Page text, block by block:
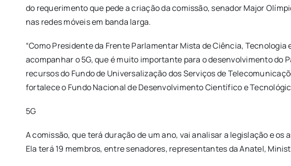
do requerimento que pede a criação da comissão, senador Major
nas redes móveis em banda larga.
“Como Presidente da Frente Parlamentar Mista de Ciência,
acompanhar o 5G, que é muito importante para o desenvolvimento do
recursos do Fundo de Universalização dos Serviços de
fortalece o Fundo Nacional de Desenvolvimento Científico e
5G
A comissão, que terá duração de um ano, vai analisar a legislação e
Ela terá 19 membros, entre senadores, representantes da Anatel,